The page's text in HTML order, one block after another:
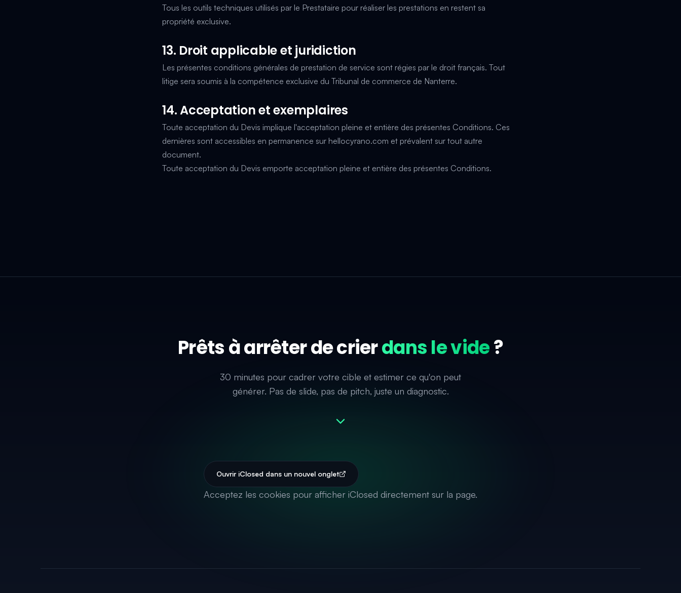
Tous les outils techniques utilisés par le Prestataire pour réaliser les prestations en restent sa
propriété exclusive.
13. Droit applicable et juridiction
Les présentes conditions générales de prestation de service sont régies par le droit français. Tout
litige sera soumis à la compétence exclusive du Tribunal de commerce de Nanterre.
14. Acceptation et exemplaires
Toute acceptation du Devis implique l'acceptation pleine et entière des présentes Conditions. Ces
dernières sont accessibles en permanence sur hellocyrano.com et prévalent sur tout autre
document.
Toute acceptation du Devis emporte acceptation pleine et entière des présentes Conditions.
Prêts à arrêter de crierdans le vide?
30 minutes pour cadrer votre cible et estimer ce qu'on peut
générer. Pas de slide, pas de pitch, juste un diagnostic.
Ouvrir iClosed dans un nouvel onglet
Acceptez les cookies pour afficher iClosed directement sur la page.